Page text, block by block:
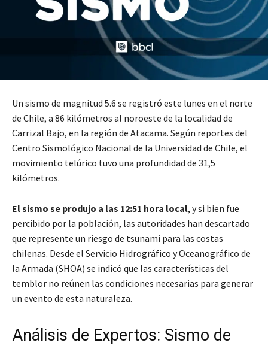
Un sismo de magnitud 5.6 se registró este lunes en el norte
de Chile, a 86 kilómetros al noroeste de la localidad de
Carrizal Bajo, en la región de Atacama. Según reportes del
Centro Sismológico Nacional de la Universidad de Chile, el
movimiento telúrico tuvo una profundidad de 31,5
kilómetros.
El sismo se produjo a las 12:51 hora local, y si bien fue
percibido por la población, las autoridades han descartado
que represente un riesgo de tsunami para las costas
chilenas. Desde el Servicio Hidrográfico y Oceanográfico de
la Armada (SHOA) se indicó que las características del
temblor no reúnen las condiciones necesarias para generar
un evento de esta naturaleza.
Análisis de Expertos: Sismo de